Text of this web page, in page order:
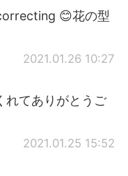
😊花の型
2021.01.26 10:27
れてありがとうご
2021.01.25 15:52